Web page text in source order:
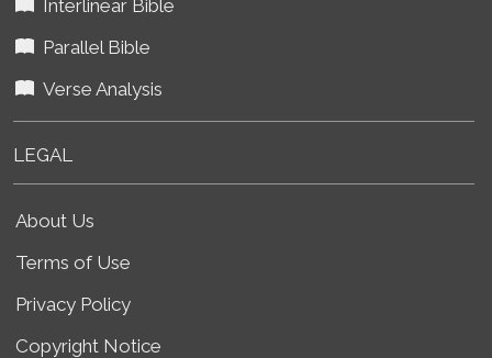
Interlinear Bible
Parallel Bible
Verse Analysis
LEGAL
About Us
Terms of Use
Privacy Policy
Copyright Notice